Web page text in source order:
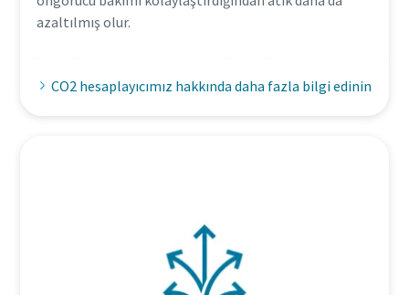
azaltılmış olur.
CO2 hesaplayıcımız hakkında daha fazla bilgi edinin